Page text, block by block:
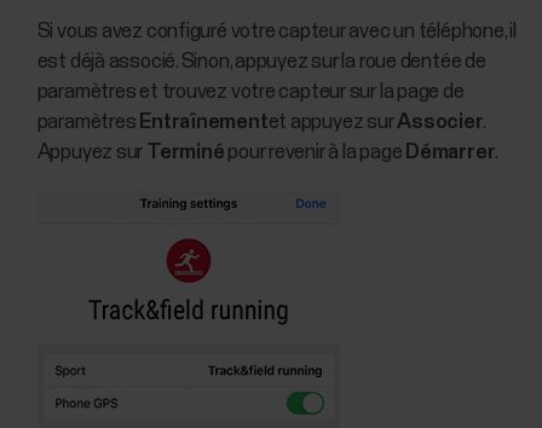
Si vous avez configuré votre capteur avec un téléphone, il
est déjà associé. Sinon, appuyez sur la roue dentée de
paramètres et trouvez votre capteur sur la page de
paramètres Entraînementet appuyez surAssocier.
Appuyez sur Terminé pour revenir à la page Démarrer.